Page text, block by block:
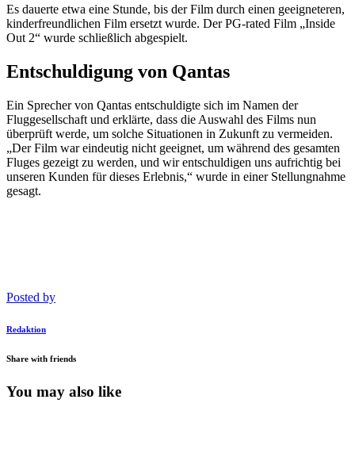
Es dauerte etwa eine Stunde, bis der Film durch einen geeigneteren,
kinderfreundlichen Film ersetzt wurde. Der PG-rated Film „Inside
Out 2“ wurde schließlich abgespielt.
Entschuldigung von Qantas
Ein Sprecher von Qantas entschuldigte sich im Namen der
Fluggesellschaft und erklärte, dass die Auswahl des Films nun
überprüft werde, um solche Situationen in Zukunft zu vermeiden.
„Der Film war eindeutig nicht geeignet, um während des gesamten
Fluges gezeigt zu werden, und wir entschuldigen uns aufrichtig bei
unseren Kunden für dieses Erlebnis,“ wurde in einer Stellungnahme
gesagt.
Posted by
Redaktion
Share with friends
You may also like